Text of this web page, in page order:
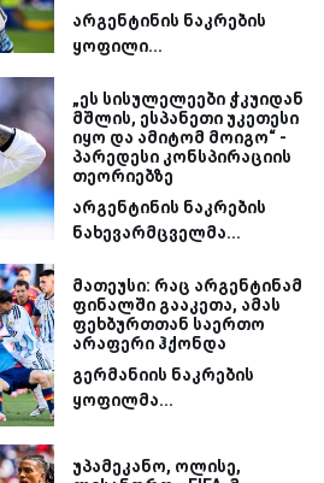
არგენტინის ნაკრების
ყოფილი...
„ეს სისულელეები ჭკუიდან
მშლის, ესპანეთი უკეთესი
იყო და ამიტომ მოიგო“ -
პარედესი კონსპირაციის
თეორიებზე
არგენტინის ნაკრების
ნახევარმცველმა...
მათეუსი: რაც არგენტინამ
ფინალში გააკეთა, ამას
ფეხბურთთან საერთო
არაფერი ჰქონდა
გერმანიის ნაკრების
ყოფილმა...
უპამეკანო, ოლისე,